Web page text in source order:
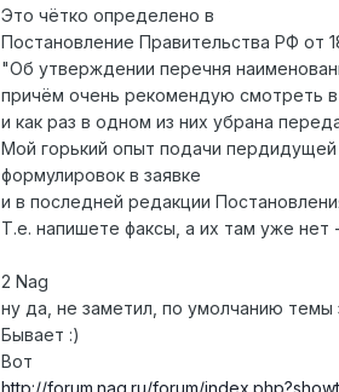
Это чётко определено в
Постановление Правительства РФ от
"Об утверждении перечня
причём очень рекомендую смотреть в
и как раз в одном из них убрана
Мой горький опыт подачи пердидущей
формулировок в заявке
и в последней редакции
Т.е. напишете факсы, а их там уже нет
2 Nag
ну да, не заметил, по умолчанию темы
Бывает :)
Вот
http://forum.nag.ru/forum/